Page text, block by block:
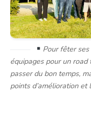
Pour fêter
équipages pour un road
passer du bon temps,
points d’amélioration et